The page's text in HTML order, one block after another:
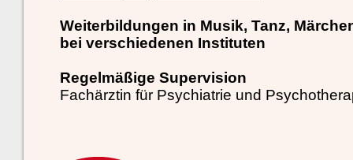
Weiterbildungen in Musik, Tanz,
bei verschiedenen Instituten
Regelmäßige Supervision
Fachärztin für Psychiatrie und